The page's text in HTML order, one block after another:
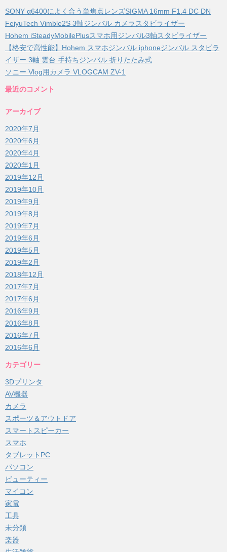
SONY α6400によく合う単焦点レンズSIGMA 16mm F1.4 DC DN
FeiyuTech Vimble2S 3軸ジンバル カメラスタビライザー
Hohem iSteadyMobilePlusスマホ用ジンバル3軸スタビライザー
【格安で高性能】Hohem スマホジンバル iphoneジンバル スタビラ
イザー 3軸 雲台 手持ちジンバル 折りたたみ式
ソニー Vlog用カメラ VLOGCAM ZV-1
最近のコメント
アーカイブ
2020年7月
2020年6月
2020年4月
2020年1月
2019年12月
2019年10月
2019年9月
2019年8月
2019年7月
2019年6月
2019年5月
2019年2月
2018年12月
2017年7月
2017年6月
2016年9月
2016年8月
2016年7月
2016年6月
カテゴリー
3Dプリンタ
AV機器
カメラ
スポーツ＆アウトドア
スマートスピーカー
スマホ
タブレットPC
パソコン
ビューティー
マイコン
家電
工具
未分類
楽器